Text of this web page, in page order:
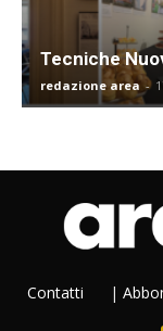
Tecniche
redazione area -
Contatti |